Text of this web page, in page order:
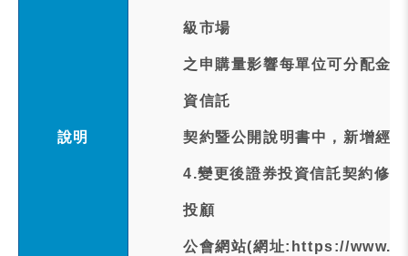
說明
級市場
之申購量影響每單位可分配金
資信託
契約暨公開說明書中，新增經
4.變更後證券投資信託契約修
投顧
公會網站(網址:https://